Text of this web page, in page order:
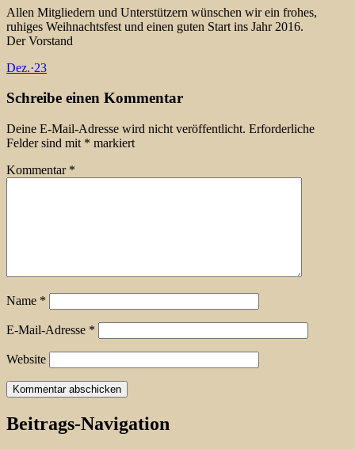
Allen Mitgliedern und Unterstützern wünschen wir ein frohes,
ruhiges Weihnachtsfest und einen guten Start ins Jahr 2016.
Der Vorstand
Dez.·23
Schreibe einen Kommentar
Deine E-Mail-Adresse wird nicht veröffentlicht. Erforderliche
Felder sind mit * markiert
Kommentar *
Name *
E-Mail-Adresse *
Website
Beitrags-Navigation